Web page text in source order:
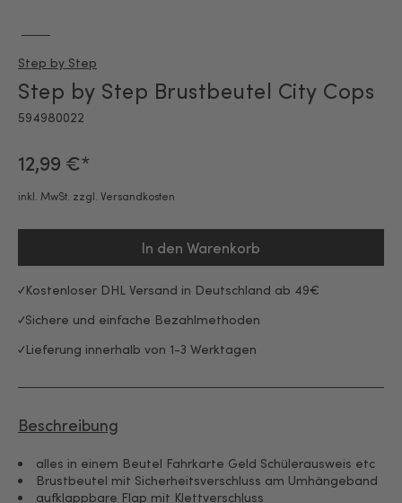
Step by Step
Step by Step Brustbeutel City Cops
594980022
12,99 €*
inkl. MwSt. zzgl. Versandkosten
In den Warenkorb
Kostenloser DHL Versand in Deutschland ab 49€
Sichere und einfache Bezahlmethoden
Lieferung innerhalb von 1-3 Werktagen
Beschreibung
alles in einem Beutel Fahrkarte Geld Schülerausweis etc
Brustbeutel mit Sicherheitsverschluss am Umhängeband
aufklappbare Flap mit Klettverschluss